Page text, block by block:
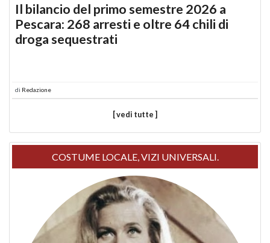
Il bilancio del primo semestre 2026 a
Pescara: 268 arresti e oltre 64 chili di
droga sequestrati
di Redazione
[ vedi tutte ]
COSTUME LOCALE, VIZI UNIVERSALI.